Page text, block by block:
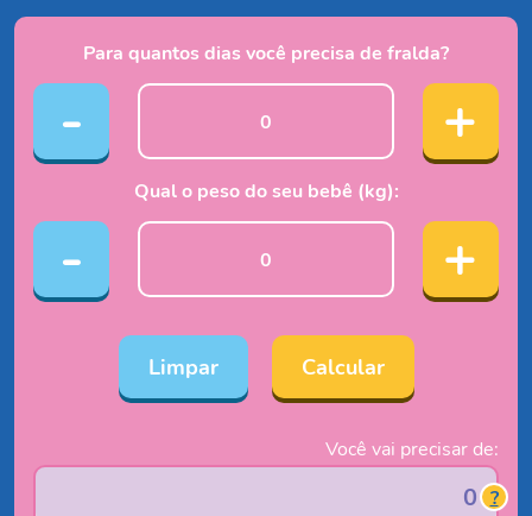
Para quantos dias você precisa de fralda?
- +
Qual o peso do seu bebê (kg):
- +
Limpar Calcular
Você vai precisar de:
?